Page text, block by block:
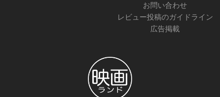
お問い合わせ
レビュー投稿のガイドライン
広告掲載